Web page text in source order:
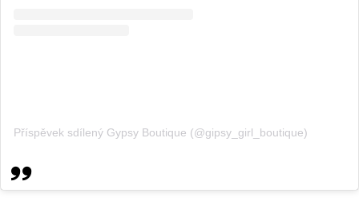
Příspěvek sdílený Gypsy Boutique (@gipsy_girl_boutique)